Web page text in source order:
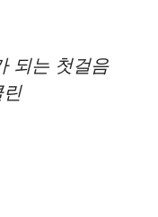
되는 첫걸음
린